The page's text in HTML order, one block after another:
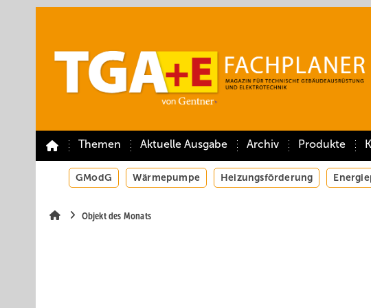
Themen Aktuelle Ausgabe Archiv Produkte
GModG Wärmepumpe Heizungsförderung
Objekt des Monats